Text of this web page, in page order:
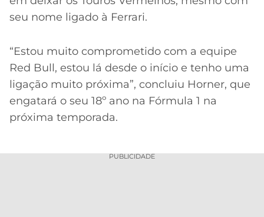
seu nome ligado à Ferrari.
“Estou muito comprometido com a equipe
Red Bull, estou lá desde o início e tenho uma
ligação muito próxima”, concluiu Horner, que
engatará o seu 18º ano na Fórmula 1 na
próxima temporada.
PUBLICIDADE